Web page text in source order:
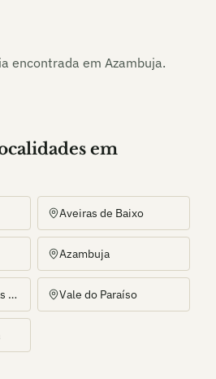
encontrada em Azambuja.
em
Aveiras de Baixo
Azambuja
União das freguesias de Manique do Intendente, Vila Nova de São Pedro e Maçussa Vale do Paraíso